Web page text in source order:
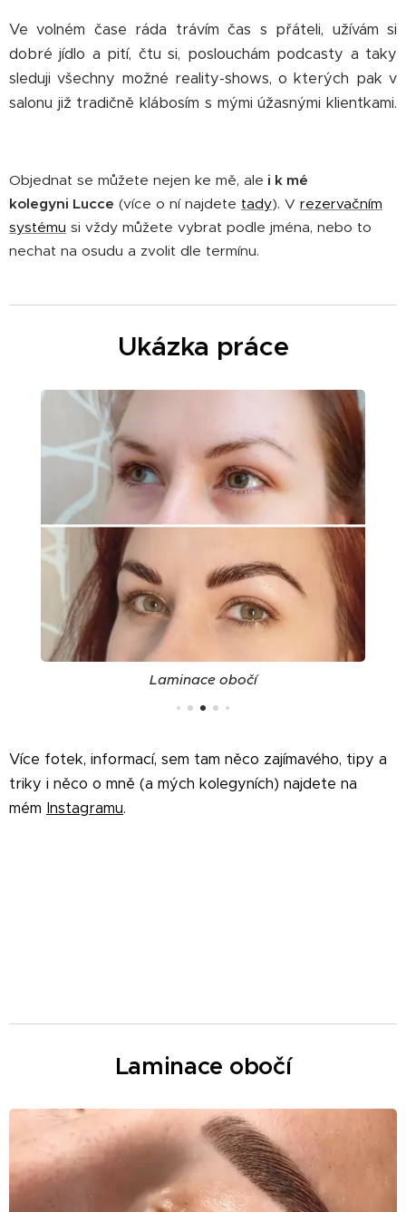
Ve volném čase ráda trávím čas s přáteli, užívám si
dobré jídlo a pití, čtu si, poslouchám podcasty a taky
sleduji všechny možné reality-shows, o kterých pak v
salonu již tradičně klábosím s mými úžasnými klientkami.
Objednat se můžete nejen ke mě, ale i k mé
kolegyni Lucce (více o ní najdete tady). V rezervačním
systému si vždy můžete vybrat podle jména, nebo to
nechat na osudu a zvolit dle termínu.
Ukázka práce
Laminace obočí
Více fotek, informací, sem tam něco zajímavého, tipy a
triky i něco o mně (a mých kolegyních) najdete na
mém Instagramu.
Laminace obočí